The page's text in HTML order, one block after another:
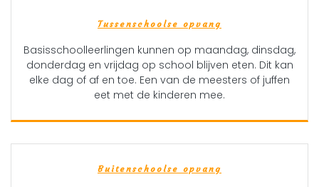
Tussenschoolse opvang
Basisschoolleerlingen kunnen op maandag, dinsdag,
donderdag en vrijdag op school blijven eten. Dit kan
elke dag of af en toe. Een van de meesters of juffen
eet met de kinderen mee.
Buitenschoolse opvang